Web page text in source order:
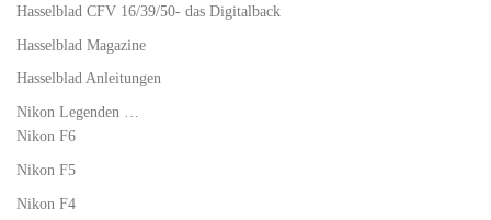
Hasselblad CFV 16/39/50- das Digitalback
Hasselblad Magazine
Hasselblad Anleitungen
Nikon Legenden …
Nikon F6
Nikon F5
Nikon F4